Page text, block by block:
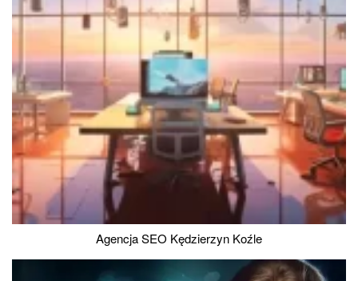
Agencja SEO Kędzierzyn Koźle